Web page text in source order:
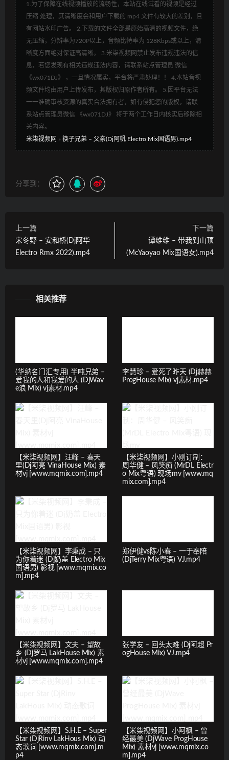
1.为了保障在线视频播放的流畅性，本站在线试看的视频是经过
压缩 处理，其清晰度会和用户下载的 mp4 文件有较大的差别，且
有网站水印广告。 2.下载的文件全部是原始高清的视频文件，绝
无压缩，分辨率为720P以上，音频比特率为 128Kbps或以上，清
晰度方面绝对保证高清晰。 3.米柒视频网禁止发布违规违法的信
息，若您发现有相关违规违法内容，请联系站点管理员 微信
《wx071DJ》 ，一旦情况属实，平台将严肃处理！！ 4.本站音视
频文件均由用户上传发布，其版权归原作者所有。 5.因平台无法
一一准确审核资源的真实合法拥有者，如有侵犯您的版权，请联
系站点管理员微信 《wx071DJ》 将于两个工作日内核实后移除相
关内容。
米柒视频网 » 筷子兄弟 – 父亲(Dj阿帆 Electro Mix国语男).mp4
分享到：
上一篇
宋冬野 – 安和桥(Dj阿华
Electro Rmx 2022).mp4
下一篇
谭维维 – 带我到山顶
(McYaoyao Mix国语女).mp4
相关推荐
(华纳名门汇专用) 半吨兄弟 –
爱我的人和我爱的人 (DjWav
e浪 Mix) vj素材.mp4
李慧珍 – 爱死了昨天 (Dj赫赫
ProgHouse Mix) vj素材.mp4
【米柒视频网】汪峰 – 春天
里(Dj阿亮 VinaHouse Mix) 素
材vj [www.mqmix.com].mp4
【米柒视频网】小刚订制：
周华健 – 风笑痴 (MrDL Electr
o Mix粤语) 现场mv [www.mq
mix.com].mp4
【米柒视频网】李秉成 – 只
为你着迷 (Dj奶盖 Electro Mix
国语男) 影视 [www.mqmix.co
m].mp4
郑伊健vs陈小春 – 一于奉陪
(DjTerry Mix粤语) VJ.mp4
【米柒视频网】文夫 – 望故
乡 (Dj罗马 LakHouse Mix) 素
材vj [www.mqmix.com].mp4
张学友 – 回头太难 (Dj阿超 Pr
ogHouse Mix) VJ.mp4
【米柒视频网】S.H.E – Super
Star (DjRinv LakHous Mix) 动
态歌词 [www.mqmix.com].m
p4
【米柒视频网】小阿枫 – 曾
经最美 (DjWave ProgHouse
Mix) 素材vj [www.mqmix.co
m].mp4